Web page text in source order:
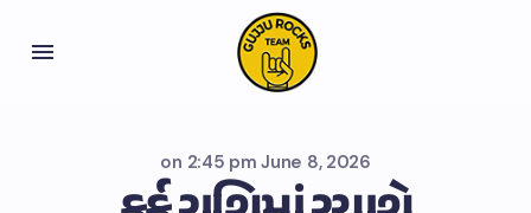
on 2:45 pm June 8, 2026